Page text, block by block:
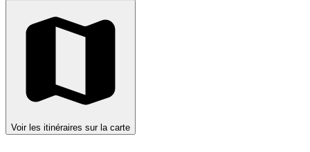
Voir les itinéraires sur la carte